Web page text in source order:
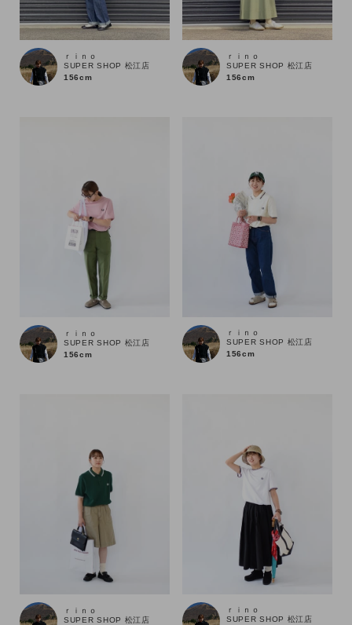
ｒｉｎｏ
SUPER SHOP 松江店
156cm
ｒｉｎｏ
SUPER SHOP 松江店
156cm
ｒｉｎｏ
SUPER SHOP 松江店
156cm
ｒｉｎｏ
SUPER SHOP 松江店
156cm
ｒｉｎｏ
SUPER SHOP 松江店
ｒｉｎｏ
SUPER SHOP 松江店